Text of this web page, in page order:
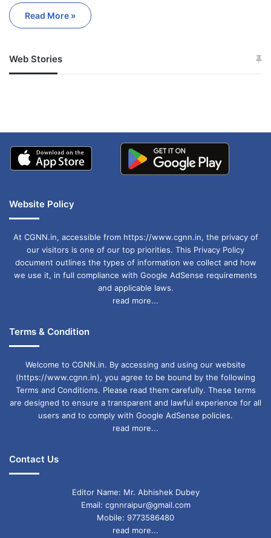
Read More »
Web Stories
जम्मू-कश्मीर में बारिश से
अपडेट
खाई में धक्का… आरोपियों ने
Website Policy
At CGNN.in, accessible from https://www.cgnn.in, the privacy of
our visitors is one of our top priorities. This Privacy Policy
document outlines the types of information we collect and how
we use it, in full compliance with Google AdSense requirements
and applicable laws.
read more...
Terms & Condition
Welcome to CGNN.in. By accessing and using our website
(https://www.cgnn.in), you agree to be bound by the following
Terms and Conditions. Please read them carefully. These terms
are designed to ensure a transparent and lawful experience for all
users and to comply with Google AdSense policies.
read more...
Contact Us
Editor Name: Mr. Abhishek Dubey
Email: cgnnraipur@gmail.com
Mobile: 9773586480
read more...